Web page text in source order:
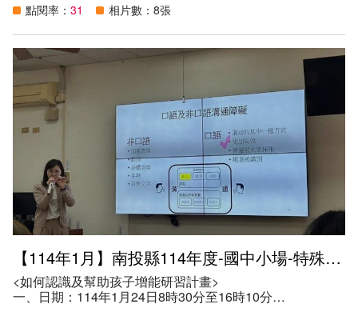
三、講師：苗栗縣公館國小陳東甫教師
四、參加資格：
（一）本縣特殊教育教師。
（二）班級中有身心障礙學生之普通班教師。
（三）對本議題有興趣之教師。
五、目的：
（一）提供本縣特殊教育教師AI數位工具或軟體教學策略與
技巧，以數位科技工具作為媒介，提升教師在教學設計之專
業知能。
（二）協助本縣特殊教育教師瞭解身心障礙學生之學習需
求，俾以擬訂適宜之學習技巧，增進身心障礙學生學習動機
與學習成效。
（三）由資深教師引導同儕教師共同思考教材內容、研擬教
學目標、發展教學策略、設計教學活動以及運用教材資源，
針對學生之學習困難與問題共同思考改善方法，擬訂合適的
六、參與人數：32人。
點閱率： 31 相片數：8張
【114年1月】南投縣114年度-國中小場-特殊教育相關專業人員服務知能研習
<如何認識及幫助孩子增能研習計畫>
一、日期：114年1月24日8時30分至16時10分